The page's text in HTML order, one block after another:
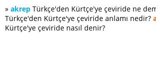
» akrep Türkçe'den Kürtçe'ye çeviride ne
Türkçe'den Kürtçe'ye çeviride anlamı nedir?
Kürtçe'ye çeviride nasıl denir?